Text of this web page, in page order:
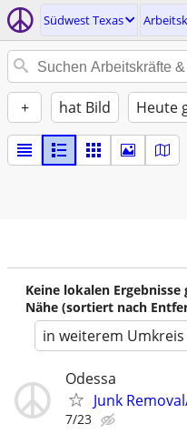
Südwest Texas
+ hat Bild Heute
Keine lokalen
Nähe (sortiert nach
in weiterem
Odessa
Junk
7/23